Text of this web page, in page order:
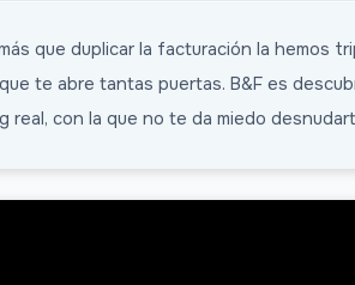
que duplicar la facturación la hemos
te abre tantas puertas. B&F es
real, con la que no te da miedo